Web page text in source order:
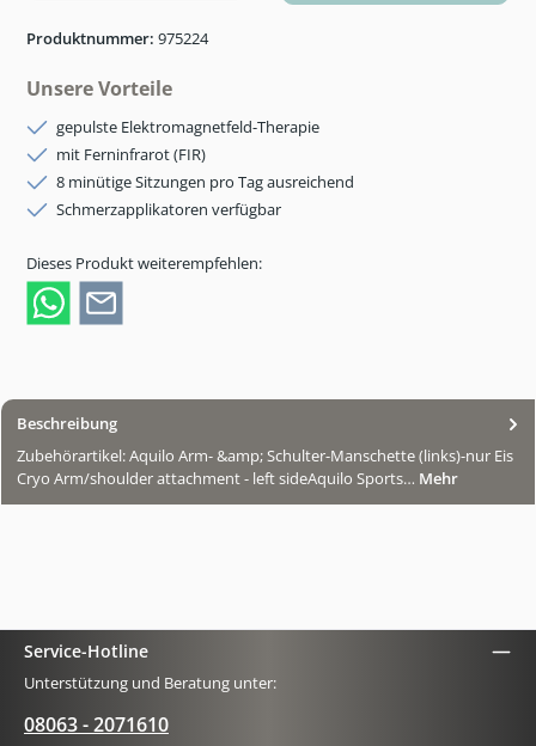
Produktnummer: 975224
Unsere Vorteile
gepulste Elektromagnetfeld-Therapie
mit Ferninfrarot (FIR)
8 minütige Sitzungen pro Tag ausreichend
Schmerzapplikatoren verfügbar
Dieses Produkt weiterempfehlen:
Beschreibung
Zubehörartikel: Aquilo Arm- &amp; Schulter-Manschette (links)-nur Eis
Cryo Arm/shoulder attachment - left sideAquilo Sports… Mehr
Service-Hotline
Unterstützung und Beratung unter:
08063 - 2071610